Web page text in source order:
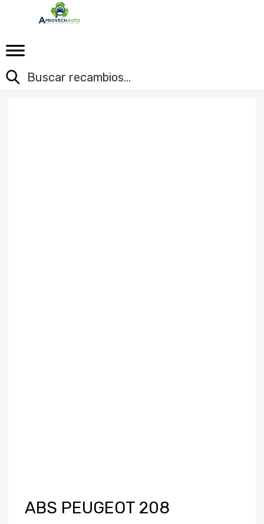
ABS PEUGEOT 208